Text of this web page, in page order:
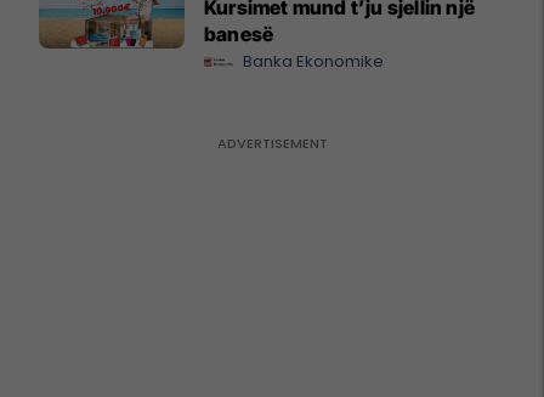
Kursimet mund t’ju sjellin një
banesë
Banka Ekonomike